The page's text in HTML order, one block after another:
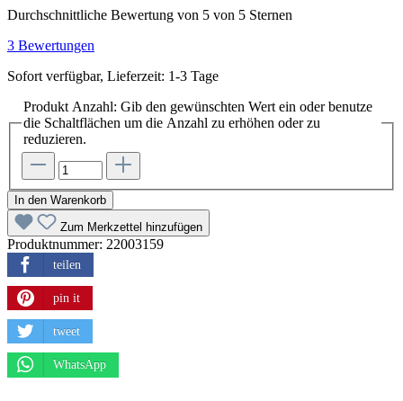
Durchschnittliche Bewertung von 5 von 5 Sternen
3 Bewertungen
Sofort verfügbar, Lieferzeit: 1-3 Tage
Produkt Anzahl: Gib den gewünschten Wert ein oder benutze
die Schaltflächen um die Anzahl zu erhöhen oder zu
reduzieren.
In den Warenkorb
Zum Merkzettel hinzufügen
Produktnummer: 22003159
teilen
pin it
tweet
WhatsApp